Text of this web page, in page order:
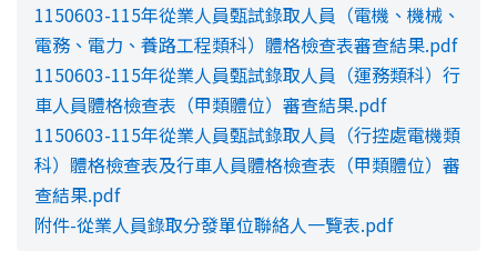
1150603-115年從業人員甄試錄取人員（電機、機械、
電務、電力、養路工程類科）體格檢查表審查結果.pdf
1150603-115年從業人員甄試錄取人員（運務類科）行
車人員體格檢查表（甲類體位）審查結果.pdf
1150603-115年從業人員甄試錄取人員（行控處電機類
科）體格檢查表及行車人員體格檢查表（甲類體位）審
查結果.pdf
附件-從業人員錄取分發單位聯絡人一覽表.pdf